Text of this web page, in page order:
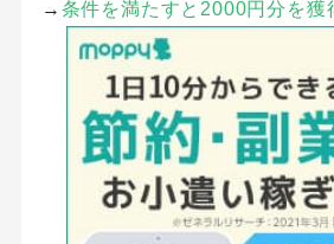
→ 条件を満たすと2000円分を獲